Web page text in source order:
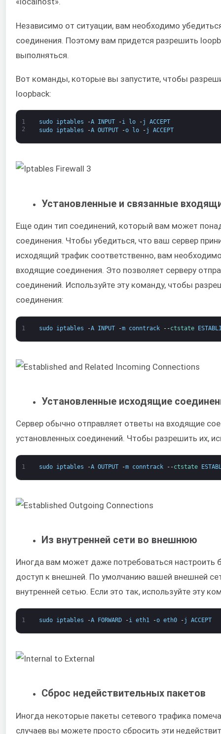
Независимо от ситуации, вам необходимо
соединения. Поэтому вам придется разрешить
выполняться.
Вот команды, которые вы запустите, чтобы
loopback:
1
2
sudo iptables -A INPUT -i lo -j
ACCEPT
sudo
iptables -A OUTPUT -o lo -j ACCEPT
Установленные и связанные
Еще один тип соединений, который вам может
соединения. Чтобы убедиться, что ваш сервер
исходящий трафик соответственно, вам
входящие соединения. Это позволяет серверу
соединений. Используйте эту команду, чтобы
соединения:
1 sudo iptables -A INPUT -m conntrack --ctstate
Установленные исходящие
Сервер обычно отправляет ответы на входящие
установленных соединений. Чтобы разрешить их,
1 sudo iptables -A OUTPUT -m conntrack --ctstate
Из внутренней сети во внешнюю
Иногда вам может даже потребоваться настроить
доступ к внешней. По умолчанию вашей внешней
внутренней сетью. Если это так, используйте эту
1 sudo iptables -A FORWARD -i eth1 -o eth0 -j ACCEPT
Сброс недействительных пакетов
Иногда некоторые пакеты сетевого трафика
случаев вы можете просто сбросить эти